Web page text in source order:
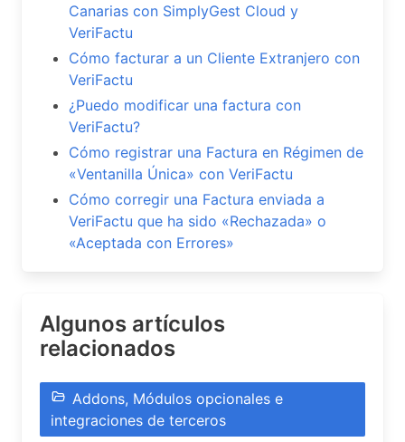
Canarias con SimplyGest Cloud y
VeriFactu
Cómo facturar a un Cliente Extranjero con
VeriFactu
¿Puedo modificar una factura con
VeriFactu?
Cómo registrar una Factura en Régimen de
«Ventanilla Única» con VeriFactu
Cómo corregir una Factura enviada a
VeriFactu que ha sido «Rechazada» o
«Aceptada con Errores»
Algunos artículos
relacionados
Addons, Módulos opcionales e
integraciones de terceros